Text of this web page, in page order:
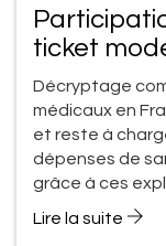
ticket
charge
Décryptage
médicaux en
et reste à
dépenses de
grâce à ces
Lire la suite